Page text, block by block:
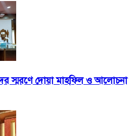
স্মরণে দোয়া মাহফিল ও আলোচনা